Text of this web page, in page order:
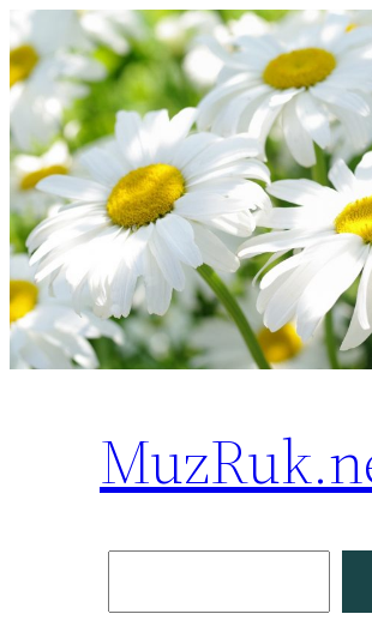
Перейти
к
содержимому